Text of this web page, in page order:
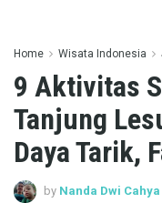
Home Wisata Indonesia
9 Aktivitas
Tanjung
Daya Tarik,
by Nanda Dwi Cahya